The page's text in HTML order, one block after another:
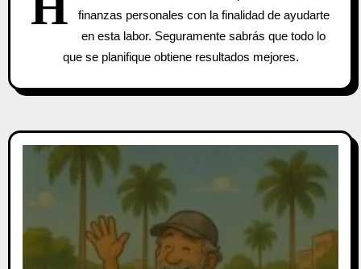
finanzas personales con la finalidad de ayudarte
en esta labor. Seguramente sabrás que todo lo
que se planifique obtiene resultados mejores.